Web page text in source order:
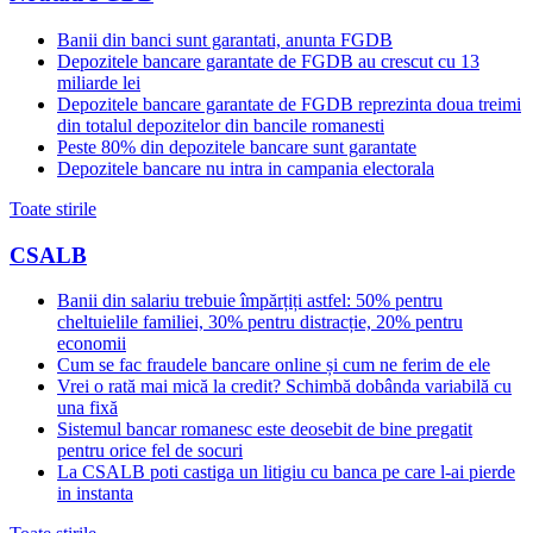
Banii din banci sunt garantati, anunta FGDB
Depozitele bancare garantate de FGDB au crescut cu 13
miliarde lei
Depozitele bancare garantate de FGDB reprezinta doua treimi
din totalul depozitelor din bancile romanesti
Peste 80% din depozitele bancare sunt garantate
Depozitele bancare nu intra in campania electorala
Toate stirile
CSALB
Banii din salariu trebuie împărțiți astfel: 50% pentru
cheltuielile familiei, 30% pentru distracție, 20% pentru
economii
Cum se fac fraudele bancare online și cum ne ferim de ele
Vrei o rată mai mică la credit? Schimbă dobânda variabilă cu
una fixă
Sistemul bancar romanesc este deosebit de bine pregatit
pentru orice fel de socuri
La CSALB poti castiga un litigiu cu banca pe care l-ai pierde
in instanta